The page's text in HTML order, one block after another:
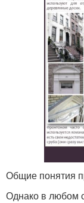
Общие понятия
Однако в любом